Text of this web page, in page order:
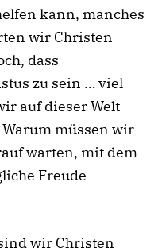
kann, manches
wir Christen
dass
zu sein … viel
auf dieser Welt
müssen wir
warten, mit dem
Freude
wir Christen